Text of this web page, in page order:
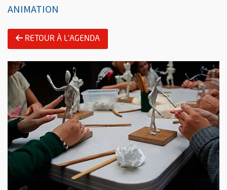
ANIMATION
RETOUR À L'AGENDA